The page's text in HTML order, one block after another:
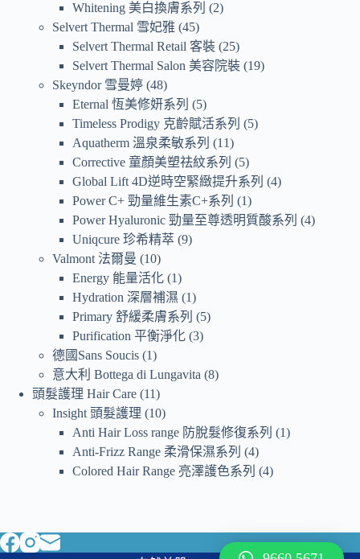
Whitening 美白換膚系列
2
Selvert Thermal 雪妃雅 45
Selvert Thermal Retail 客裝 25
Selvert Thermal Salon 美容院裝 19
Skeyndor 雪曼婷 48
Eternal 恆美修妍系列
5
Timeless Prodigy 克齡賦活系列
5
Aquatherm 溫泉柔敏系列
11
Corrective 童顏美塑祛紋系列
5
Global Lift 4D逆時空緊緻提升系列
4
Power C+ 勁量維生素C+系列
1
Power Hyaluronic 勁量至尊透明質酸系列
4
Uniqcure 珍希精萃 9
Valmont 法爾曼
10
Energy 能量活化 1
Hydration 深層補濕
1
Primary 舒緩柔膚系列
5
Purification 平衡淨化 3
德國Sans Soucis 1
意大利 Bottega di Lungavita 8
頭髮護理 Hair Care 11
Insight 頭髮護理
10
Anti Hair Loss range 防脫髮修復系列
1
Anti-Frizz Range 柔滑保濕系列
4
Colored Hair Range 亮澤護色系列
4